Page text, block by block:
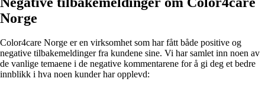
Norge
Color4care Norge er en virksomhet som har fått både positive og
negative tilbakemeldinger fra kundene sine. Vi har samlet inn noen av
de vanlige temaene i de negative kommentarene for å gi deg et bedre
innblikk i hva noen kunder har opplevd: